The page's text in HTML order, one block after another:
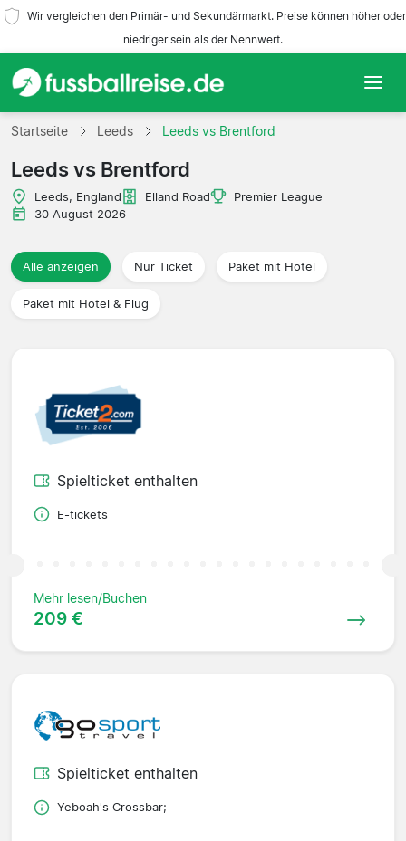
Wir vergleichen den Primär- und Sekundärmarkt. Preise können höher oder
niedriger sein als der Nennwert.
Startseite
Mannschaften
Ligen
Reisebüros
Startseite Leeds Leeds vs Brentford
Leeds vs Brentford
Leeds, England Elland Road
Premier League
30 August 2026
Alle anzeigen Nur Ticket Paket mit Hotel
Paket mit Hotel & Flug
Spielticket enthalten
E-tickets
Mehr lesen/Buchen
209 €
Spielticket enthalten
Yeboah's Crossbar;